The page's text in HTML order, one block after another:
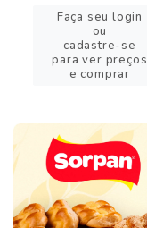
Faça seu login
ou
cadastre-se
para ver preços
e comprar